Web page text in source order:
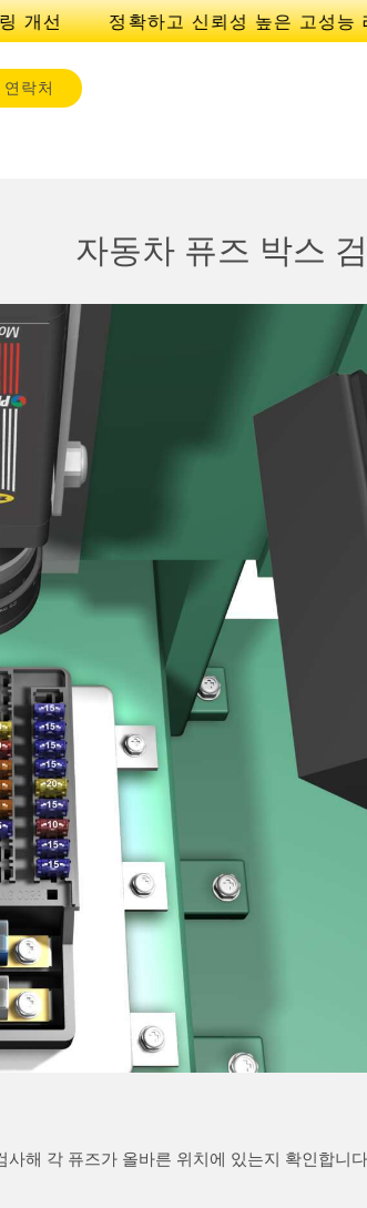
개선
연락처
레이저 거리 측정
서
, 영역 감지 센서
등록 상표, 색상, 발광 센
Monitoring
Wireless Condition
Monitoring Sensors
리
소프트웨
Banner
센서 GUI 소프
및 스마트 팩토리
(OEE)
기계 모니터링/전체 장비
감지
보수 탱크 수위 모니터링
크
자동차 퓨즈 박스
사해 각 퓨즈가 올바른 위치에 있는지 확인합니